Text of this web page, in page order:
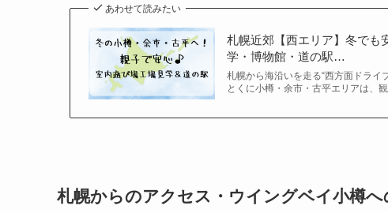
あわせて読みたい
札幌近郊【西エリア】冬でも
学・博物館・道の駅…
札幌から海沿いを走る“西方面ドライ
とくに小樽・余市・古平エリアは、
札幌からのアクセス・ウイングベイ小樽へ